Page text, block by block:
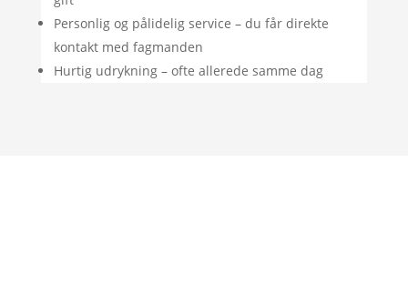
Personlig og pålidelig service – du får direkte
kontakt med fagmanden
Hurtig udrykning – ofte allerede samme dag